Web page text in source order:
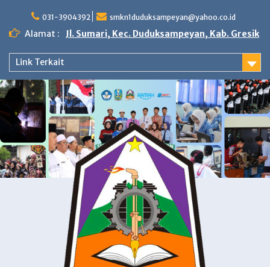
content
031-3904392 smkn1duduksampeyan@yahoo.co.id
Alamat : Jl. Sumari, Kec. Duduksampeyan, Kab. Gresik
Link Terkait